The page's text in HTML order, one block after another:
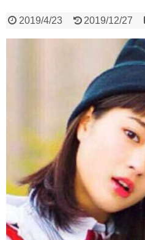
2019/4/23 2019/12/27